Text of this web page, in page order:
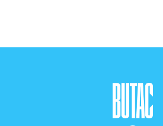
EDITORIALI
TRUFFE E SOCIAL NETWORK